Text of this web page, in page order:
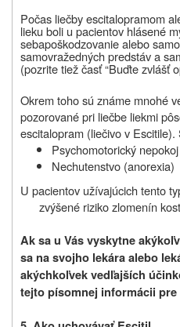
Počas liečby escitalopramom
lieku boli u pacientov hlásené
sebapoškodzovanie alebo
samovražedných predstáv a
(pozrite tiež časť “Buďte zvlášť
Okrem toho sú známe mnohé
pozorované pri liečbe liekmi
escitalopram (liečivo v Escitile).
Psychomotorický
Nechutenstvo (anorexia)
U pacientov užívajúcich tento
zvýšené riziko zlomenín
Ak sa u Vás vyskytne
sa na svojho lekára alebo
akýchkoľvek vedľajších
tejto písomnej informácii pre